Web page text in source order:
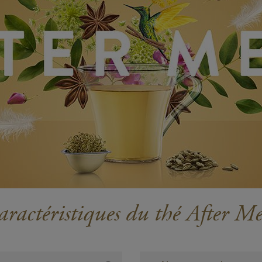
du thé After